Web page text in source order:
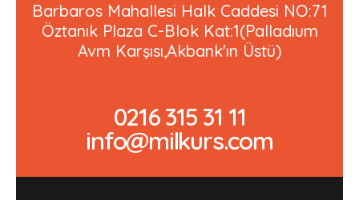
Barbaros Mahallesi Halk Caddesi NO:71
Öztanık Plaza C-Blok Kat:1(Palladıum
Avm Karşısı,Akbank'ın Üstü)
0216 315 31 11
info@milkurs.com